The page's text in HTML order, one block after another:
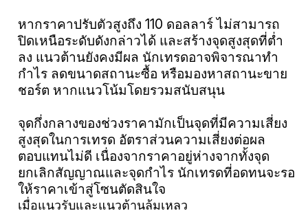
หากราคาปรับตัวสูงถึง 110 ดอลลาร์ ไม่สามารถ
ปิดเหนือระดับดังกล่าวได้ และสร้างจุดสูงสุดที่ต่ำ
ลง แนวต้านยังคงมีผล นักเทรดอาจพิจารณาทำ
กำไร ลดขนาดสถานะซื้อ หรือมองหาสถานะขาย
ชอร์ต หากแนวโน้มโดยรวมสนับสนุน
จุดกึ่งกลางของช่วงราคามักเป็นจุดที่มีความเสี่ยง
สูงสุดในการเทรด อัตราส่วนความเสี่ยงต่อผล
ตอบแทนไม่ดี เนื่องจากราคาอยู่ห่างจากทั้งจุด
ยกเลิกสัญญาณและจุดกำไร นักเทรดที่อดทนจะรอ
ให้ราคาเข้าสู่โซนตัดสินใจ
เมื่อแนวรับและแนวต้านล้มเหลว